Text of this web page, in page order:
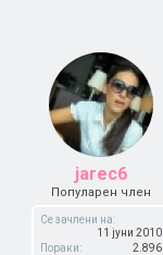
jarec6
Популарен член
Се зачлени на:
11 јуни 2010
Пораки:
2.896